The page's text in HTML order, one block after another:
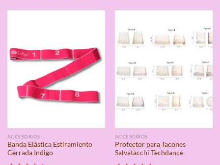
ACCESORIOS
Banda Elástica Estiramiento
Cerrada Indigo
ACCESORIOS
Protector para Tacones
Salvatacchi Techdance